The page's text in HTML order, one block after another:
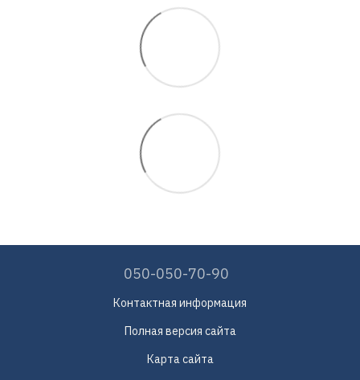
050-050-70-90
Контактная информация
Полная версия сайта
Карта сайта